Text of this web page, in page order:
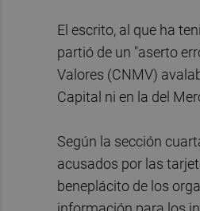
El escrito, al que ha
partió de un "aserto
Valores (CNMV)
Capital ni en la del
Según la sección
acusados por las
beneplácito de los